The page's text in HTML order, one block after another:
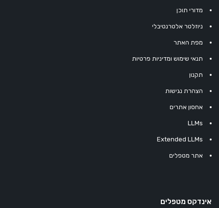
מדורי תוכן
ניוזלטר אלטרנטיבלי
מפת האתר
תנאי שימוש ומדיניות פרטיות
תקנון
הצהרת נגישות
אחסון אתרים
LLMs
Extended LLMs
אתר מטפלים
אינדקס מטפלים